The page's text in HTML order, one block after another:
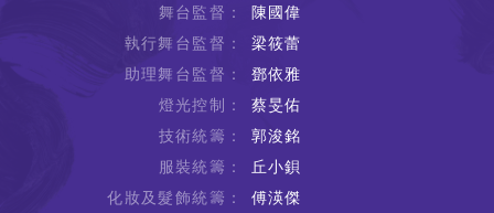
舞台監督：
陳國偉
執行舞台監督：
梁筱蕾
助理舞台監督：
鄧依雅
燈光控制：
蔡旻佑
技術統籌：
郭浚銘
服裝統籌：
丘小鋇
化妝及髮飾統籌：
傅渶傑